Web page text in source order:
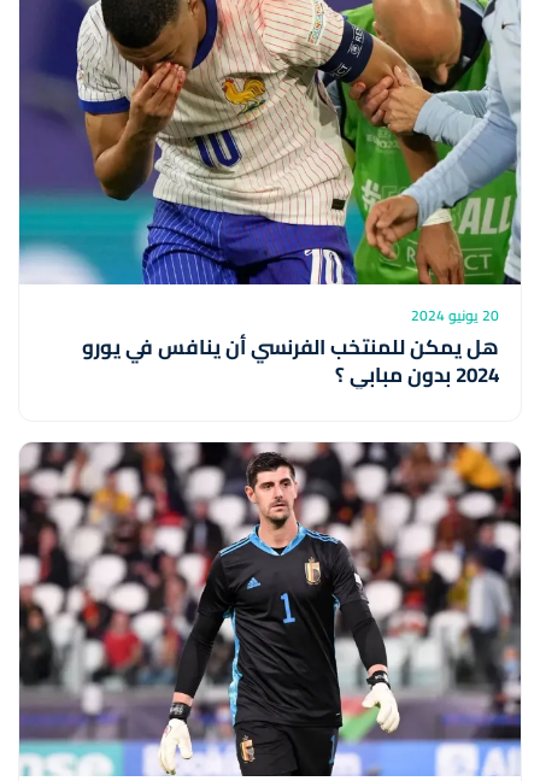
20 يونيو 2024
هل يمكن للمنتخب الفرنسي أن ينافس في يورو
2024 بدون مبابي ؟